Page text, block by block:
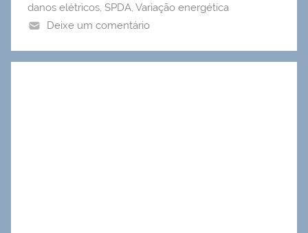
danos elétricos, SPDA, Variação energética
Deixe um comentário